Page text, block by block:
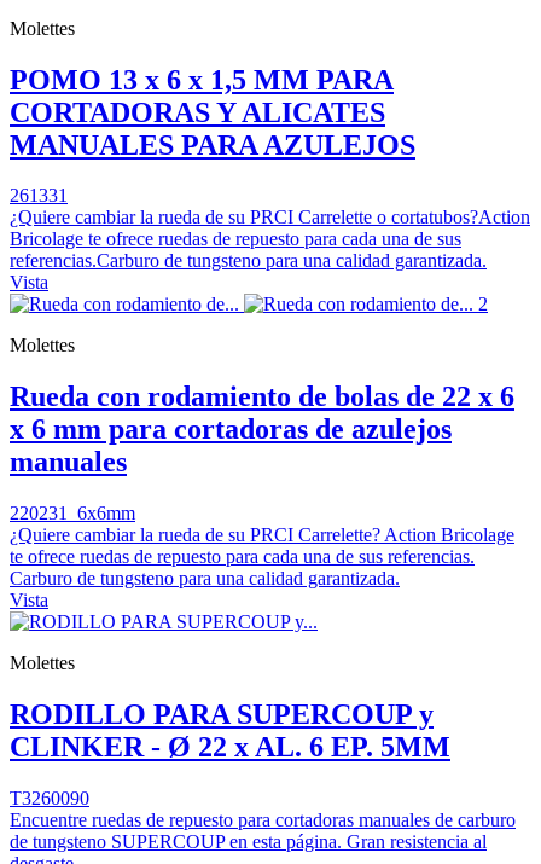
Molettes
POMO 13 x 6 x 1,5 MM PARA
CORTADORAS Y ALICATES
MANUALES PARA AZULEJOS
261331
¿Quiere cambiar la rueda de su PRCI Carrelette o cortatubos?Action
Bricolage te ofrece ruedas de repuesto para cada una de sus
referencias.Carburo de tungsteno para una calidad garantizada.
Vista
Molettes
Rueda con rodamiento de bolas de 22 x 6
x 6 mm para cortadoras de azulejos
manuales
220231_6x6mm
¿Quiere cambiar la rueda de su PRCI Carrelette? Action Bricolage
te ofrece ruedas de repuesto para cada una de sus referencias.
Carburo de tungsteno para una calidad garantizada.
Vista
Molettes
RODILLO PARA SUPERCOUP y
CLINKER - Ø 22 x AL. 6 EP. 5MM
T3260090
Encuentre ruedas de repuesto para cortadoras manuales de carburo
de tungsteno SUPERCOUP en esta página. Gran resistencia al